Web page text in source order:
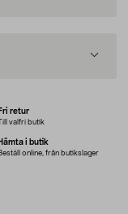
Fri retur
valfri butik
Hämta i butik
online, från butikslager